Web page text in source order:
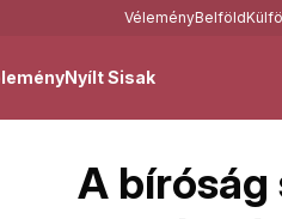
VéleményBelföld
Nyílt Sisak
A bíróság